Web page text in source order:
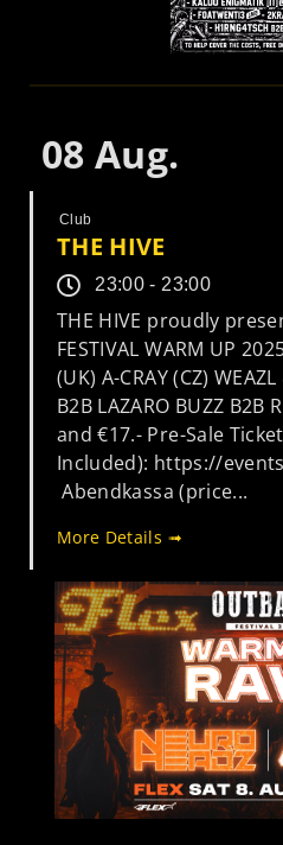
08 Aug.
Club
THE HIVE
23:00 - 23:00
THE HIVE proudly
FESTIVAL WARM UP
(UK) A-CRAY (CZ)
B2B LAZARO BUZZ B2B
and €17.- Pre-Sale
Included): https://
Abendkassa (price...
More Details ➟